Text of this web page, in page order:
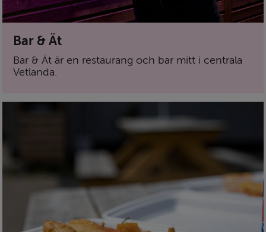
Bar & Ät
Bar & Ät är en restaurang och bar mitt i centrala
Vetlanda.